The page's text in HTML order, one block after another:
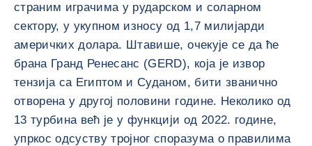
страним играчима у рударском и соларном
сектору, у укупном износу од 1,7 милијарди
америчких долара. Штавише, очекује се да ће
брана Гранд Ренесанс (GERD), која је извор
тензија са Египтом и Суданом, бити званично
отворена у другој половини године. Неколико од
13 турбина већ је у функцији од 2022. године,
упркос одсуству тројног споразума о правилима